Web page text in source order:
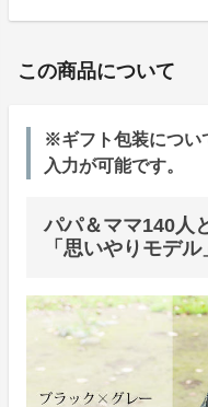
この商品について
※ギフト包装につい
入力が可能です。
パパ＆ママ140人
「思いやりモデ